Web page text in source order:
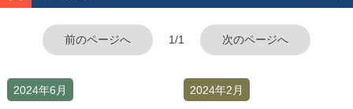
前のページへ 1/1 次のページへ
2024年6月 2024年2月